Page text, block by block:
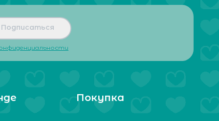
Подписаться
Покупка